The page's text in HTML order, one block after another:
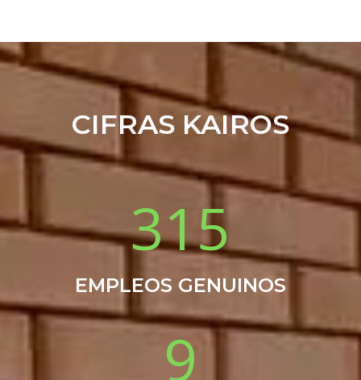
CIFRAS KAIROS
315
EMPLEOS GENUINOS
9